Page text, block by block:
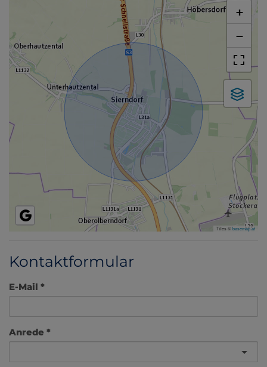
+
−
Tiles ©basemap.at
Kontaktformular
E-Mail
Anrede